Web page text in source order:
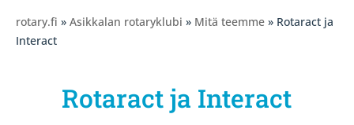
rotary.fi » Asikkalan rotaryklubi » Mitä teemme » Rotaract ja
Interact
Rotaract ja Interact